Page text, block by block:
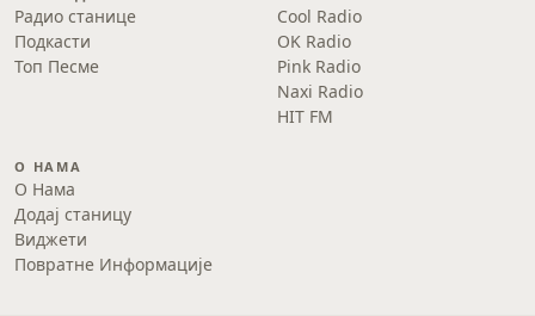
Радио станице
Подкасти
Топ Песме
Cool Radio
OK Radio
Pink Radio
Naxi Radio
HIT FM
О НАМА
О Нама
Додај станицу
Виджети
Повратне Информације